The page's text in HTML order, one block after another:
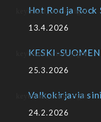
Hot Rod ja Rock
13.4.2026
KESKI-
25.3.2026
Valkokirjavia
24.2.2026